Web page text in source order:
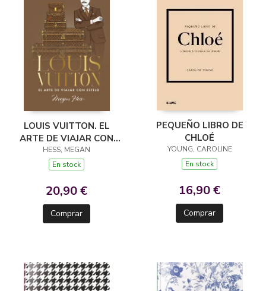
LOUIS VUITTON. EL
ARTE DE VIAJAR CON
ESTILO
HESS, MEGAN
En stock
20,90 €
Comprar
PEQUEÑO LIBRO DE
CHLOÉ
YOUNG, CAROLINE
En stock
16,90 €
Comprar